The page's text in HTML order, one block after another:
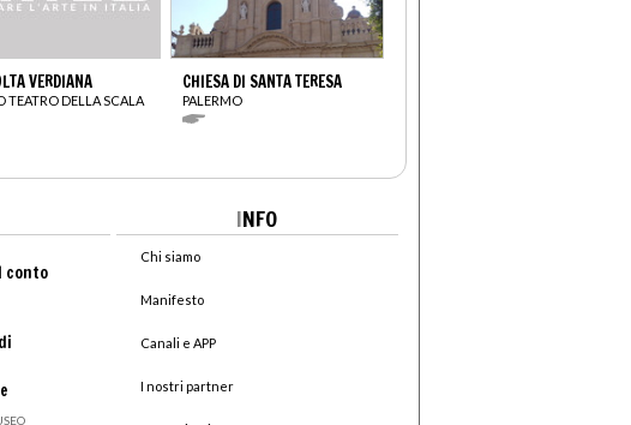
VERDIANA
TEATRO DELLA SCALA
CHIESA DI SANTA TERESA
PALERMO
conto
INFO
Chi siamo
Manifesto
Canali e APP
I nostri partner